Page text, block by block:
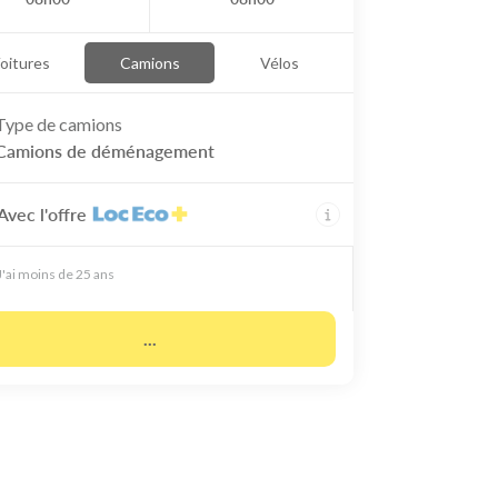
Camions Vélos
decamions
de déménagement
l'offre
moins de 25 ans